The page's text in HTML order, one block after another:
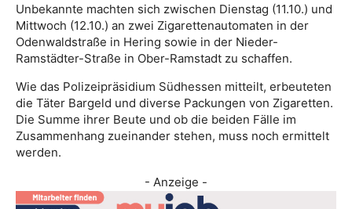
Unbekannte machten sich zwischen Dienstag (11.10.) und
Mittwoch (12.10.) an zwei Zigarettenautomaten in der
Odenwaldstraße in Hering sowie in der Nieder-
Ramstädter-Straße in Ober-Ramstadt zu schaffen.
Wie das Polizeipräsidium Südhessen mitteilt, erbeuteten
die Täter Bargeld und diverse Packungen von Zigaretten.
Die Summe ihrer Beute und ob die beiden Fälle im
Zusammenhang zueinander stehen, muss noch ermittelt
werden.
- Anzeige -